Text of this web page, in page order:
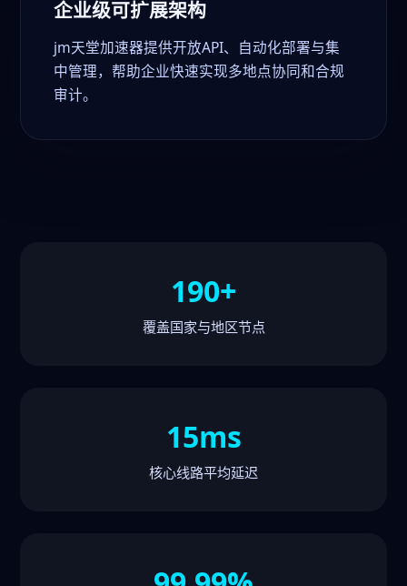
企业级可扩展架构
jm天堂加速器提供开放API、自动化部署与集
中管理，帮助企业快速实现多地点协同和合规
审计。
190+
覆盖国家与地区节点
15ms
核心线路平均延迟